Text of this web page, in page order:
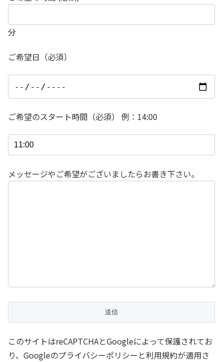
分
ご希望日（必須）
ご希望のスタート時間（必須） 例：14:00
メッセージやご希望がございましたらお書き下さい。
このサイトはreCAPTCHAとGoogleによって保護されてお
り、Googleのプライバシーポリシーと利用規約が適用さ